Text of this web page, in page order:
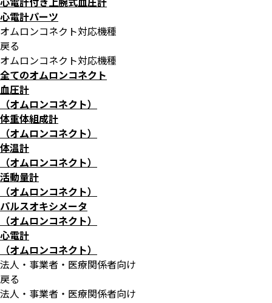
心電計パーツ
オムロンコネクト対応機種
戻る
オムロンコネクト対応機種
全てのオムロンコネクト
血圧計
（オムロンコネクト）
体重体組成計
（オムロンコネクト）
体温計
（オムロンコネクト）
活動量計
（オムロンコネクト）
パルスオキシメータ
（オムロンコネクト）
心電計
（オムロンコネクト）
法人・事業者・医療関係者向け
戻る
法人・事業者・医療関係者向け